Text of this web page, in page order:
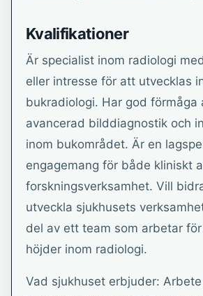
Kvalifikationer
Är specialist inom radiologi
eller intresse för att utvecklas
bukradiologi. Har god förmåga
avancerad bilddiagnostik och
inom bukområdet. Är en
engagemang för både kliniskt
forskningsverksamhet. Vill
utveckla sjukhusets
del av ett team som arbetar
höjder inom radiologi.
Vad sjukhuset erbjuder: